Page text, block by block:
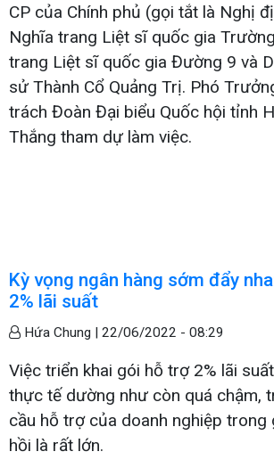
CP của Chính phủ (gọi tắt là Nghị
Nghĩa trang Liệt sĩ quốc gia
trang Liệt sĩ quốc gia Đường 9 và
sử Thành Cổ Quảng Trị. Phó
trách Đoàn Đại biểu Quốc hội tỉnh
Thắng tham dự làm việc.
Kỳ vọng ngân hàng sớm đẩy
2% lãi suất
Hứa Chung | 22/06/2022 - 08:29
Việc triển khai gói hỗ trợ 2% lãi
thực tế dường như còn quá chậm,
cầu hỗ trợ của doanh nghiệp trong
hồi là rất lớn.